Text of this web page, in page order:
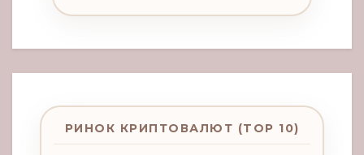
РИНОК КРИПТОВАЛЮТ (TOP 10)